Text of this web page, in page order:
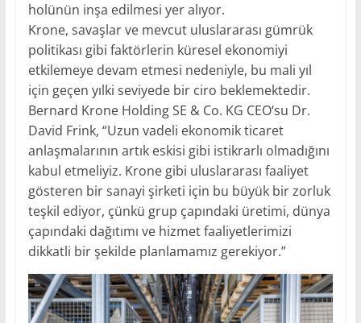
holünün inşa edilmesi yer alıyor.
Krone, savaşlar ve mevcut uluslararası gümrük
politikası gibi faktörlerin küresel ekonomiyi
etkilemeye devam etmesi nedeniyle, bu mali yıl
için geçen yılki seviyede bir ciro beklemektedir.
Bernard Krone Holding SE & Co. KG CEO‘su Dr.
David Frink, “Uzun vadeli ekonomik ticaret
anlaşmalarının artık eskisi gibi istikrarlı olmadığını
kabul etmeliyiz. Krone gibi uluslararası faaliyet
gösteren bir sanayi şirketi için bu büyük bir zorluk
teşkil ediyor, çünkü grup çapındaki üretimi, dünya
çapındaki dağıtımı ve hizmet faaliyetlerimizi
dikkatli bir şekilde planlamamız gerekiyor.”